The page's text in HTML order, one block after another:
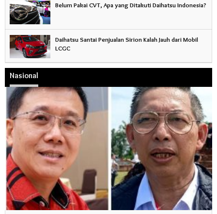
Belum Pakai CVT, Apa yang Ditakuti Daihatsu Indonesia?
Daihatsu Santai Penjualan Sirion Kalah Jauh dari Mobil
LCGC
Nasional